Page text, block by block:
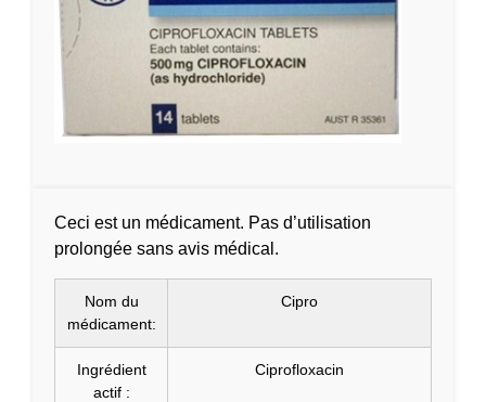
Ceci est un médicament. Pas d’utilisation
prolongée sans avis médical.
Nom du
médicament:
Cipro
Ingrédient
actif :
Ciprofloxacin